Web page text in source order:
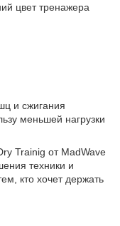
цвет тренажера
и сжигания
меньшей нагрузки
Trainig от MadWave
техники и
кто хочет держать